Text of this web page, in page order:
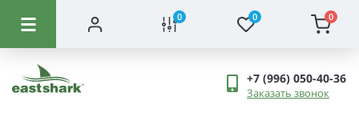
0 0 0
+7 (996) 050-40-36
Заказать звонок